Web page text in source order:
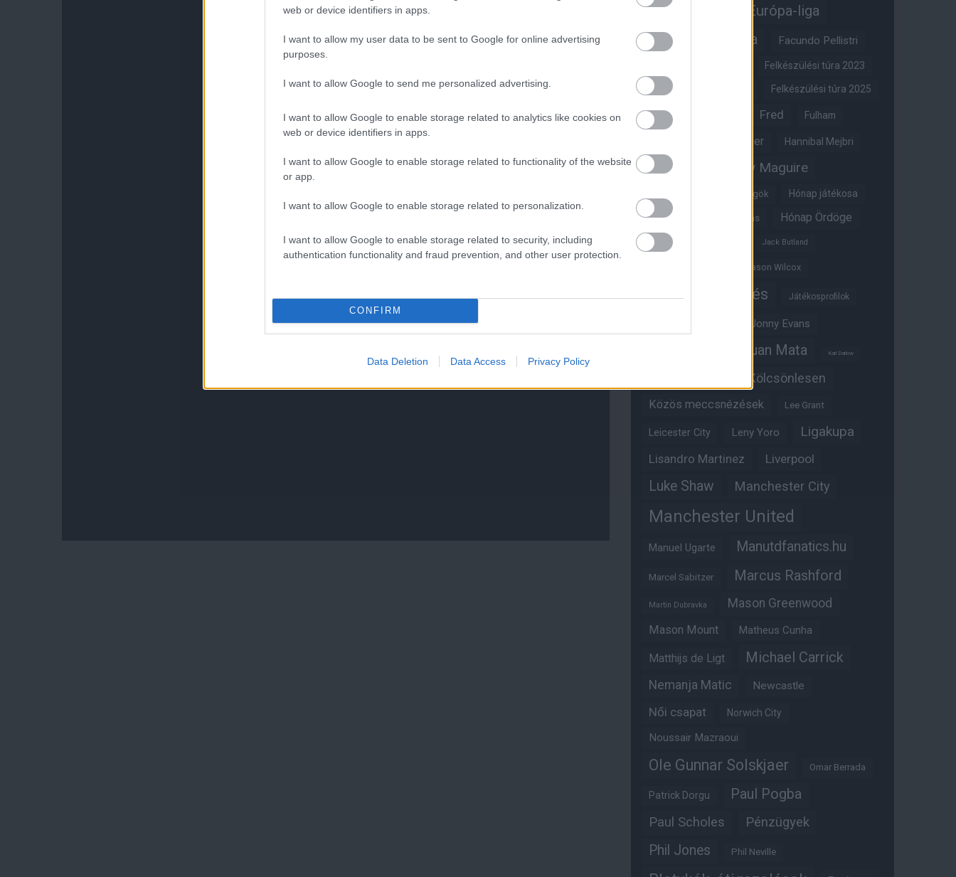
web or device identifiers in apps.
I want to allow my user data to be sent to Google for online advertising
purposes.
I want to allow Google to send me personalized advertising.
I want to allow Google to enable storage related to analytics like cookies on
web or device identifiers in apps.
I want to allow Google to enable storage related to functionality of the website
or app.
I want to allow Google to enable storage related to personalization.
I want to allow Google to enable storage related to security, including
authentication functionality and fraud prevention, and other user protection.
CONFIRM
Data Deletion Data Access Privacy Policy
Erik ten Hag Európa-liga
Everton FA-kupa Facundo Pellistri
Felkészülési túra 2023
Felkészülési túra 2024 Felkészülési túra 2025
Felkészülési túra 2026 Fred Fulham
Glazer Hannibal Mejbri
Harry Amass Harry Maguire
Híres magyar Vörös Ördögök Hónap játékosa
Hónap legjobbja szavazás Hónap Ördöge
Hull City Jack Butland
Jason Wilcox
Játékosértékelés Játékosprofilok
Jonny Evans
Juan Mata Karl Darlow
Kölcsönlesen
Közös meccsnézések Lee Grant
Leicester City Leny Yoro Ligakupa
Lisandro Martinez Liverpool
Luke Shaw Manchester City
Manchester United
Manuel Ugarte Manutdfanatics.hu
Marcel Sabitzer Marcus Rashford
Martin Dubravka Mason Greenwood
Mason Mount Matheus Cunha
Matthijs de Ligt Michael Carrick
Nemanja Matic Newcastle
Női csapat Norwich City
Noussair Mazraoui
Ole Gunnar Solskjaer Omar Berrada
Patrick Dorgu Paul Pogba
Paul Scholes Pénzügyek
Phil Jones Phil Neville